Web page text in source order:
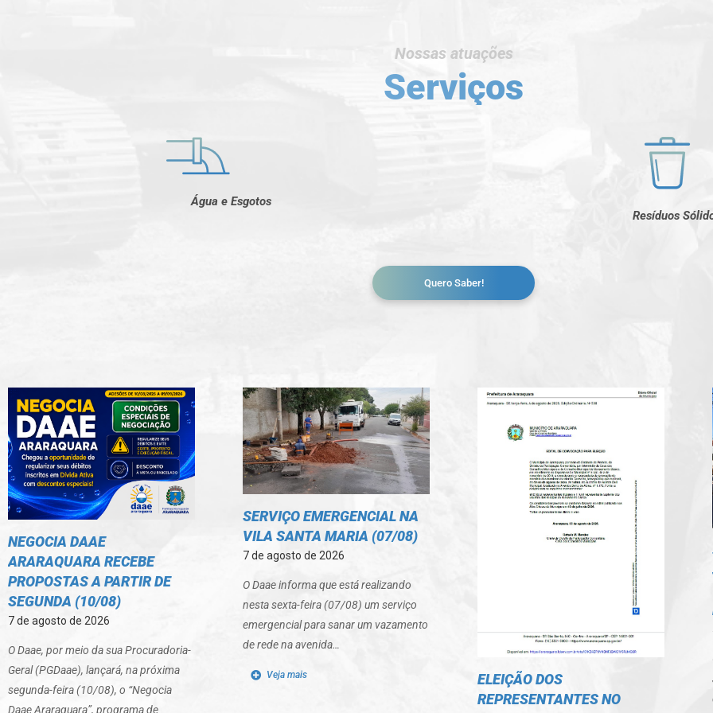
Nossas atuações
Serviços
Água e Esgotos
Resíduos
Quero Saber!
NEGOCIA DAAE
ARARAQUARA RECEBE
PROPOSTAS A PARTIR DE
SEGUNDA (10/08)
7 de agosto de 2026
O Daae, por meio da sua Procuradoria-
Geral (PGDaae), lançará, na próxima
segunda-feira (10/08), o “Negocia
Daae Araraquara”, programa de
SERVIÇO EMERGENCIAL NA
VILA SANTA MARIA (07/08)
7 de agosto de 2026
O Daae informa que está realizando
nesta sexta-feira (07/08) um serviço
emergencial para sanar um vazamento
de rede na avenida…
Veja mais
ELEIÇÃO DOS
REPRESENTANTES NO